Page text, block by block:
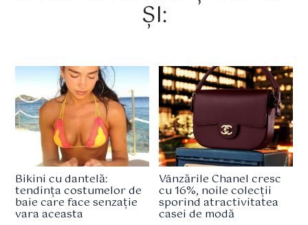
ȘI:
Bikini cu dantelă:
tendința costumelor de
baie care face senzație
vara aceasta
Vânzările Chanel cresc
cu 16%, noile colecții
sporind atractivitatea
casei de modă